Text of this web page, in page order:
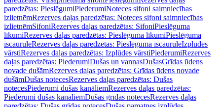
paredzētas: PieslēgumiPiederumiNoteces sifoni saimniecības
izlietnēmRezerves daļas paredzētas: Noteces sifoni saimniecības
izlietnēmSifoniRezerves daļas paredzētas: SifoniPieslēguma
līkumiRezerves daļas paredzētas: Pieslēguma līkumiPieslēguma
īscauruleRezerves daļas paredzētas: Pieslēguma īscauruleIzplūdes
vārstiRezerves daļas paredzētas: Izplūdes vārstiPiederumiRezerves
daļas paredzētas: PiederumiDušas un vannasDušasGrīdas ūdens
novade dušāmRezerves daļas paredzētas: Grīdas ūdens novade
dušāmDušas notecesRezerves daļas paredzētas: Dušas
notecesPiederumi dušas kanāliemRezerves daļas paredzētas:
Piederumi dušas kanāliemDušas grīdas notecesRezerves daļas